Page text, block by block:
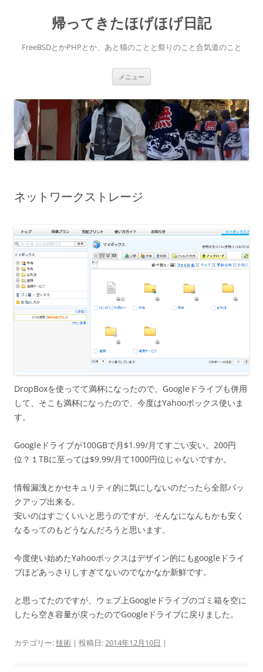
帰ってきたほげほげ日記
FreeBSDとかPHPとか、あと猫のことと祭りのこと合気道のこと
メニュー
ネットワークストレージ
DropBoxを使ってて満杯になったので、Googleドライブも併用
して、そこも満杯になったので、今度はYahooボックス使いま
す。
Googleドライブが100GBで月$1.99/月てすごい安い。200円
位？１TBに至っては$9.99/月て1000円位じゃないですか。
情報漏洩とかセキュリティ的に気にしないのだったら全部バッ
クアップ出来る。
安いのはすごくいいと思うのですが、そんなになんもかも安く
なるってのもどうなんだろうと思います。
今度使い始めたYahooボックスはデザイン的にもgoogleドライ
ブほどあっさりしすぎてないのでなかなか新鮮です。
と思ってたのですが、ウェブ上Googleドライブのゴミ箱を空に
したら空き容量が戻ったのでGoogleドライブに戻りました。
カテゴリー:技術 | 投稿日:2014年12月10日 |